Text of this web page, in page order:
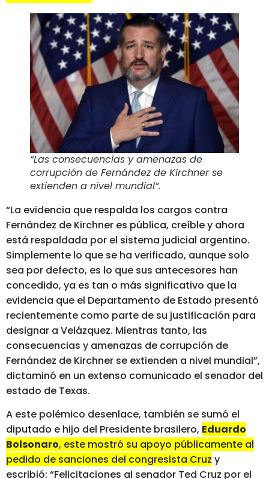
“Las consecuencias y amenazas de
corrupción de Fernández de Kirchner se
extienden a nivel mundial”.
“La evidencia que respalda los cargos contra
Fernández de Kirchner es pública, creíble y ahora
está respaldada por el sistema judicial argentino.
Simplemente lo que se ha verificado, aunque solo
sea por defecto, es lo que sus antecesores han
concedido, ya es tan o más significativo que la
evidencia que el Departamento de Estado presentó
recientemente como parte de su justificación para
designar a Velázquez. Mientras tanto, las
consecuencias y amenazas de corrupción de
Fernández de Kirchner se extienden a nivel mundial”,
dictaminó en un extenso comunicado el senador del
estado de Texas.
A este polémico desenlace, también se sumó el
diputado e hijo del Presidente brasilero, Eduardo
Bolsonaro, este mostró su apoyo públicamente al
pedido de sanciones del congresista Cruz y
escribió: “Felicitaciones al senador Ted Cruz por el